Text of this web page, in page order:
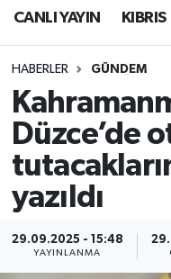
CANLI YAYIN KIBRIS
HABERLER GÜNDEM
Düzce’de
yazıldı
29.09.2025 - 15:48
YAYINLANMA
EKONOMİ
MAGAZİN
SAĞLIK
SPOR
TEKNOLOJİ
TÜRKİYE
Lefkoşa Trafik
Süper Lig Puan
Tüm Manşetler
Son Dakika
Haber Arşivi